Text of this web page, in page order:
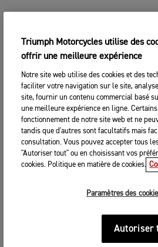
Triumph Motorcycles utilise des
offrir une meilleure expérience
Notre site web utilise des cookies et des
faciliter votre navigation sur le site,
site, fournir un contenu commercial basé
une meilleure expérience en ligne.
fonctionnement de notre site web et ne
tandis que d'autres sont facultatifs mais
consultation. Vous pouvez accepter tous
"Autoriser tout" ou en choisissant vos
cookies. Politique en matière de cookies.
Paramètres des
Autoriser